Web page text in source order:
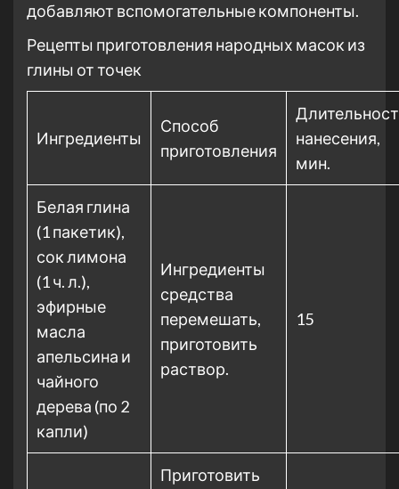
добавляют вспомогательные компоненты.
Рецепты приготовления народных масок из
глины от точек
Ингредиенты
Способ
приготовления
нанесения,
мин.
Белая глина
(1 пакетик),
сок лимона
(1 ч. л.),
эфирные
масла
апельсина и
чайного
дерева (по 2
капли)
Ингредиенты
средства
перемешать,
приготовить
раствор.
15
Приготовить